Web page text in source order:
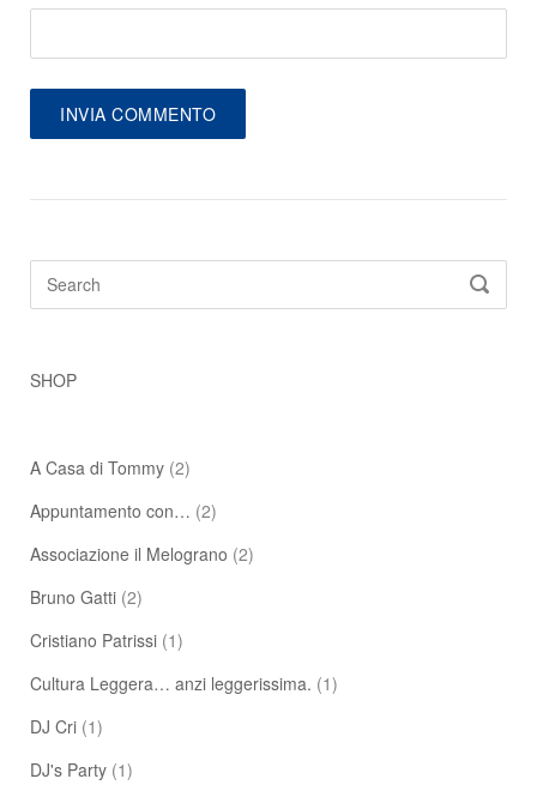
Search
SHOP
A Casa di Tommy (2)
Appuntamento con… (2)
Associazione il Melograno (2)
Bruno Gatti (2)
Cristiano Patrissi (1)
Cultura Leggera… anzi leggerissima. (1)
DJ Cri (1)
DJ's Party (1)